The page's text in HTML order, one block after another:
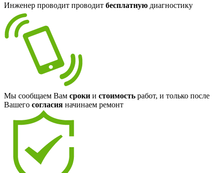
Инженер проводит проводит бесплатную диагностику
Мы сообщаем Вам сроки и стоимость работ, и только после
Вашего согласия начинаем ремонт